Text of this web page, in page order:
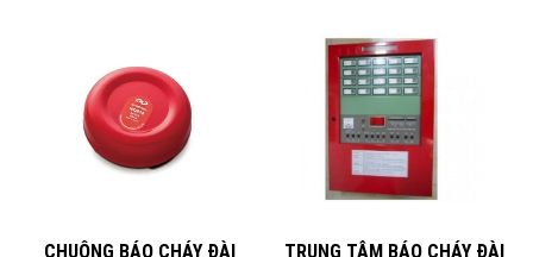
CHUÔNG BÁO CHÁY ĐÀI TRUNG TÂM BÁO CHÁY ĐÀI